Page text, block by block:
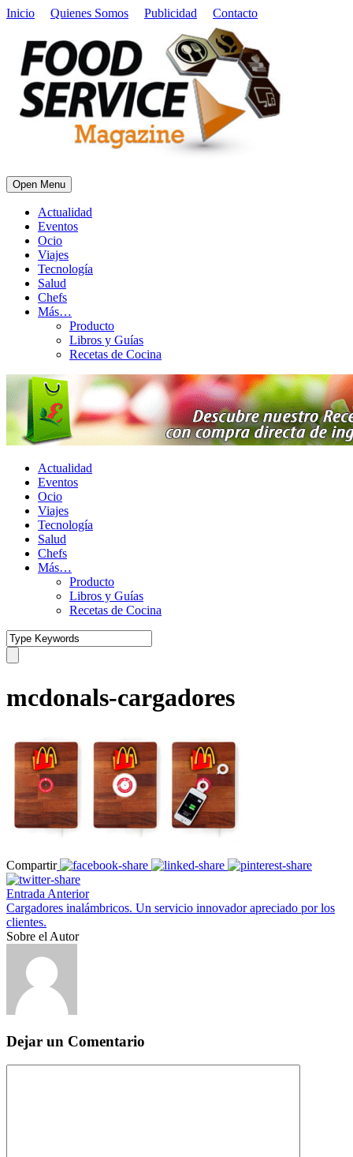
Inicio Quienes Somos Publicidad Contacto
Open Menu
Actualidad
Eventos
Ocio
Viajes
Tecnología
Salud
Chefs
Más…
Producto
Libros y Guías
Recetas de Cocina
Actualidad
Eventos
Ocio
Viajes
Tecnología
Salud
Chefs
Más…
Producto
Libros y Guías
Recetas de Cocina
mcdonals-cargadores
Compartir
Entrada Anterior
Cargadores inalámbricos. Un servicio innovador apreciado por los
clientes.
Sobre el Autor
Dejar un Comentario